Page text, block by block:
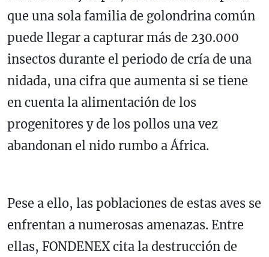
que una sola familia de golondrina común
puede llegar a capturar más de 230.000
insectos durante el periodo de cría de una
nidada, una cifra que aumenta si se tiene
en cuenta la alimentación de los
progenitores y de los pollos una vez
abandonan el nido rumbo a África.
Pese a ello, las poblaciones de estas aves se
enfrentan a numerosas amenazas. Entre
ellas, FONDENEX cita la destrucción de